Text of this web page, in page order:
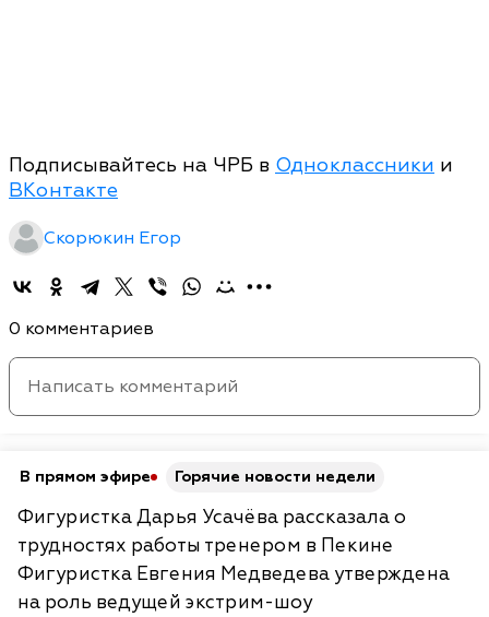
Подписывайтесь на ЧРБ в Одноклассники и
ВКонтакте
Скорюкин Егор
0 комментариев
В прямом эфире Горячие новости недели
Фигуристка Дарья Усачёва рассказала о
трудностях работы тренером в Пекине
Фигуристка Евгения Медведева утверждена
на роль ведущей экстрим-шоу